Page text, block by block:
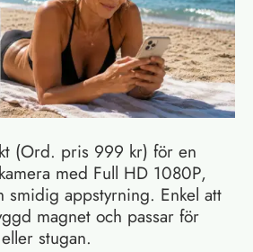
(Ord. pris 999 kr) för en
med Full HD 1080P,
smidig appstyrning. Enkel att
magnet och passar för
stugan.